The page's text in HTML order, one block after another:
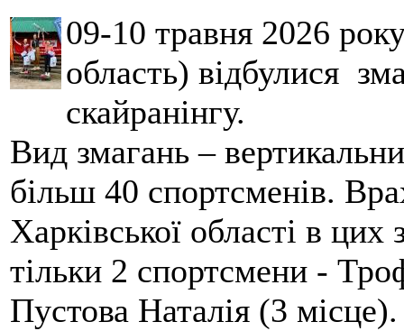
09-10 травня 2026
область) відбулися
скайранінгу.
Вид змагань –
більш 40 спортсменів.
Харківської області в
тільки 2 спортсмени -
Пустова Наталія (3 місце).